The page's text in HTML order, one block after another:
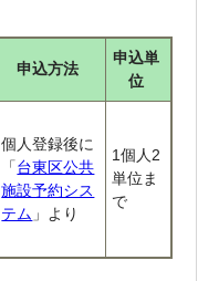
申込方法
申込単
位
個人登録後に
「台東区公共
施設予約シス
テム 」より
1個人2
単位ま
で